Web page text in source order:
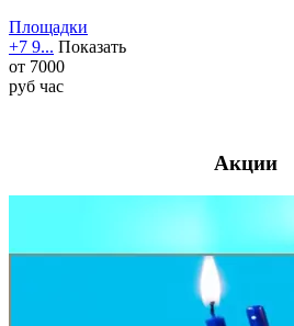
Площадки
+7 9... Показать
от 7000
руб час
Акции